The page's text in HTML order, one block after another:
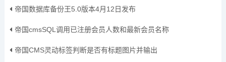
帝国数据库备份王5.0版本4月12日发布
帝国cmsSQL调用已注册会员人数和最新会员名称
帝国CMS灵动标签判断是否有标题图片并输出